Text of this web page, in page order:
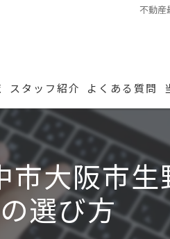
不動産
スタッフ紹介 よくある質問
大阪市
選び方